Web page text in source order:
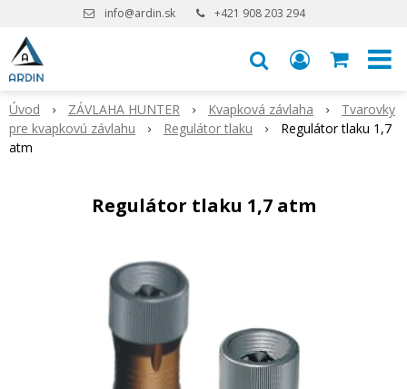
info@ardin.sk +421 908 203 294
Úvod ZÁVLAHA HUNTER Kvapková závlaha
Tvarovky
pre kvapkovú závlahu
Regulátor tlaku
Regulátor tlaku 1,7
atm
Regulátor tlaku 1,7 atm